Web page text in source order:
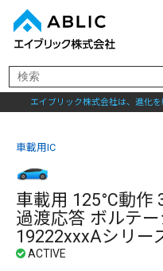
エイブリック株式会社は、進化
車載用IC
車載用 125°C動作
過渡応答 ボルテ
19222xxxAシリー